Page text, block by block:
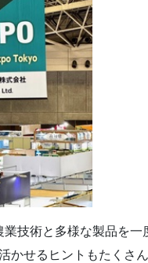
技術と多様な製品を
かせるヒントもたくさ